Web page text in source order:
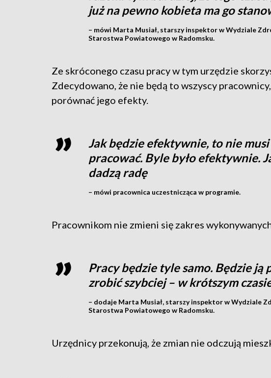
już na pewno kobieta ma go
– mówi Marta Musiał, starszy inspektor w Wydziale
Starostwa Powiatowego w Radomsku.
Ze skróconego czasu pracy w tym urzędzie
Zdecydowano, że nie będą to wszyscy
porównać jego efekty.
Jak będzie efektywnie, to nie musi
pracować. Byle było efektywnie.
dadzą radę
– mówi pracownica uczestnicząca w programie.
Pracownikom nie zmieni się zakres
Pracy będzie tyle samo. Będzie ją
zrobić szybciej – w krótszym
– dodaje Marta Musiał, starszy inspektor w Wydziale
Starostwa Powiatowego w Radomsku.
Urzędnicy przekonują, że zmian nie odczują